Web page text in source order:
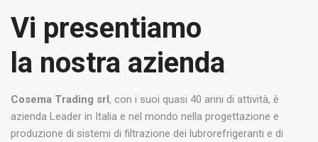
Vi presentiamo
la nostra azienda
Cosema Trading srl, con i suoi quasi 40 anni di attività, è
azienda Leader in Italia e nel mondo nella progettazione e
produzione di sistemi di filtrazione dei lubrorefrigeranti e di